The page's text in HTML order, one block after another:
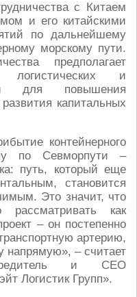
с Китаем
и его китайскими
по дальнейшему
морскому пути.
предполагает
логистических и
для повышения
капитальных
контейнерного
по Севморпути –
путь, который еще
становится
Это значит, что
как
– он постепенно
артерию,
– считает
и CEO
Логистик Групп».